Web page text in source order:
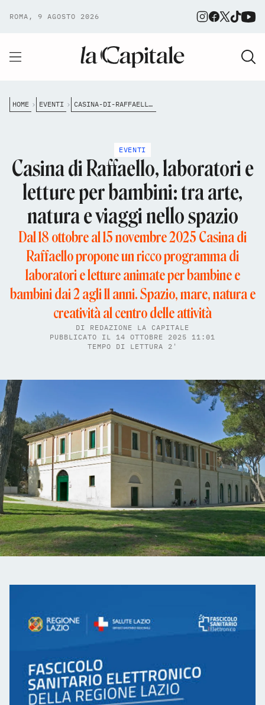
ROMA, 9 AGOSTO 2026
HOME EVENTI CASINA-DI-RAFFAELLO-LABORATORI-E-LETTURE-PER-BAMBINI-TRA-ARTE-NATURA-E-VIAGGI-NELLO-SPAZIO
EVENTI
Casina di Raffaello, laboratori e
letture per bambini: tra arte,
natura e viaggi nello spazio
Dal 18 ottobre al 15 novembre 2025 Casina di
Raffaello propone un ricco programma di
laboratori e letture animate per bambine e
bambini dai 2 agli 11 anni. Spazio, mare, natura e
creatività al centro delle attività
DI REDAZIONE LA CAPITALE
PUBBLICATO IL 14 OTTOBRE 2025 11:01
TEMPO DI LETTURA 2'